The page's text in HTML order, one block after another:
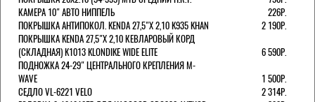
КАМЕРА 10" АВТО НИППЕЛЬ
226Р.
ПОКРЫШКА АНТИПОКОЛ. KENDA 27,5"Х 2,10 K935 KHAN
2 190Р.
ПОКРЫШКА KENDA 27,5"Х 2,10 КЕВЛАРОВЫЙ КОРД
(СКЛАДНАЯ) K1013 KLONDIKE WIDE ELITE
6 590Р.
ПОДНОЖКА 24-29" ЦЕНТРАЛЬНОГО КРЕПЛЕНИЯ M-
WAVE
1 500Р.
СЕДЛО VL-6221 VELO
2 314Р.